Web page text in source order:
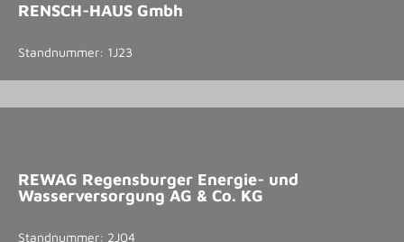
RENSCH-HAUS Gmbh
Standnummer: 1J23
REWAG Regensburger Energie- und
Wasserversorgung AG & Co. KG
Standnummer: 2J04